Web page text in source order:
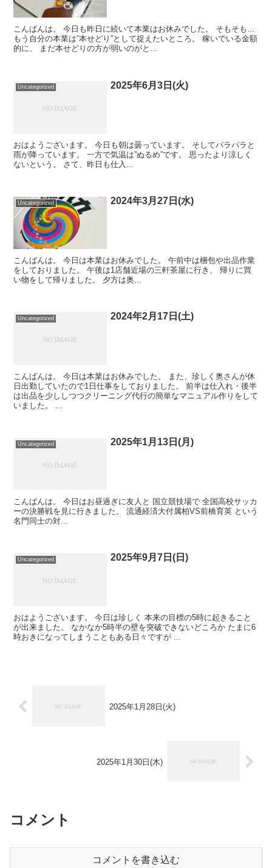
こんばんは。 今日も昨日に続いて本業はお休みでした。 そもそも…
もう自分の本業は”本せどり”として捉えたいところ。 稼いでいる金額
的に、 まだ本せどりの方が弱いのがと...
Uncategorized 2025年6月3日(火)
おはようございます。 今日も朝は曇っています。 そしてパラパラと
雨が降っています。 一方で気温は”ぬるめ”です。 思ったより涼しく
ないという。 さて、昨日も仕入...
Uncategorized 2024年3月27日(水)
こんばんは。 今日は本業はお休みでした。 午前中は梱包や出品作業
をしておりました。 午後は1店舗近場の三軒茶屋に行き、 帰りに買
い物をして帰りました。 夕方は奥...
Uncategorized 2024年2月17日(土)
こんばんは。 今日は本業はお休みでした。 また、珍しく奥さんが休
日出勤していたので1日仕事をしておりました。 前半は仕入れ・後半
は出品を少ししつつクリーニング代行の簡単なマニュアル作りをして
いました。 ...
Uncategorized 2025年1月13日(月)
こんばんは。 今日はお昼過ぎに友人と 国立競技場で 全国高校サッカ
ーの決勝戦を見に行きました。 流通経済大付属柏VS前橋育英 という
名門同士の対...
Uncategorized 2025年9月7日(日)
おはようございます。 今日は珍しく 本来の目標の5時に起きること
が出来ました。 なかなか5時半の壁を突破できないどころか たまに6
時おきになってしまうこともある日々ですが ...
2025年1月28日(火)
2025年1月30日(木)
コメント
コメントを書き込む